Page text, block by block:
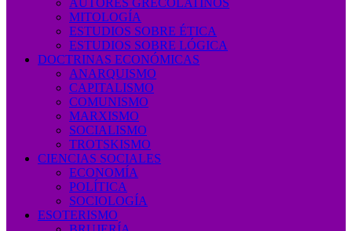
AUTORES GRECOLATINOS
MITOLOGÍA
ESTUDIOS SOBRE ÉTICA
ESTUDIOS SOBRE LÓGICA
DOCTRINAS ECONÓMICAS
ANARQUISMO
CAPITALISMO
COMUNISMO
MARXISMO
SOCIALISMO
TROTSKISMO
CIENCIAS SOCIALES
ECONOMÍA
POLÍTICA
SOCIOLOGÍA
ESOTERISMO